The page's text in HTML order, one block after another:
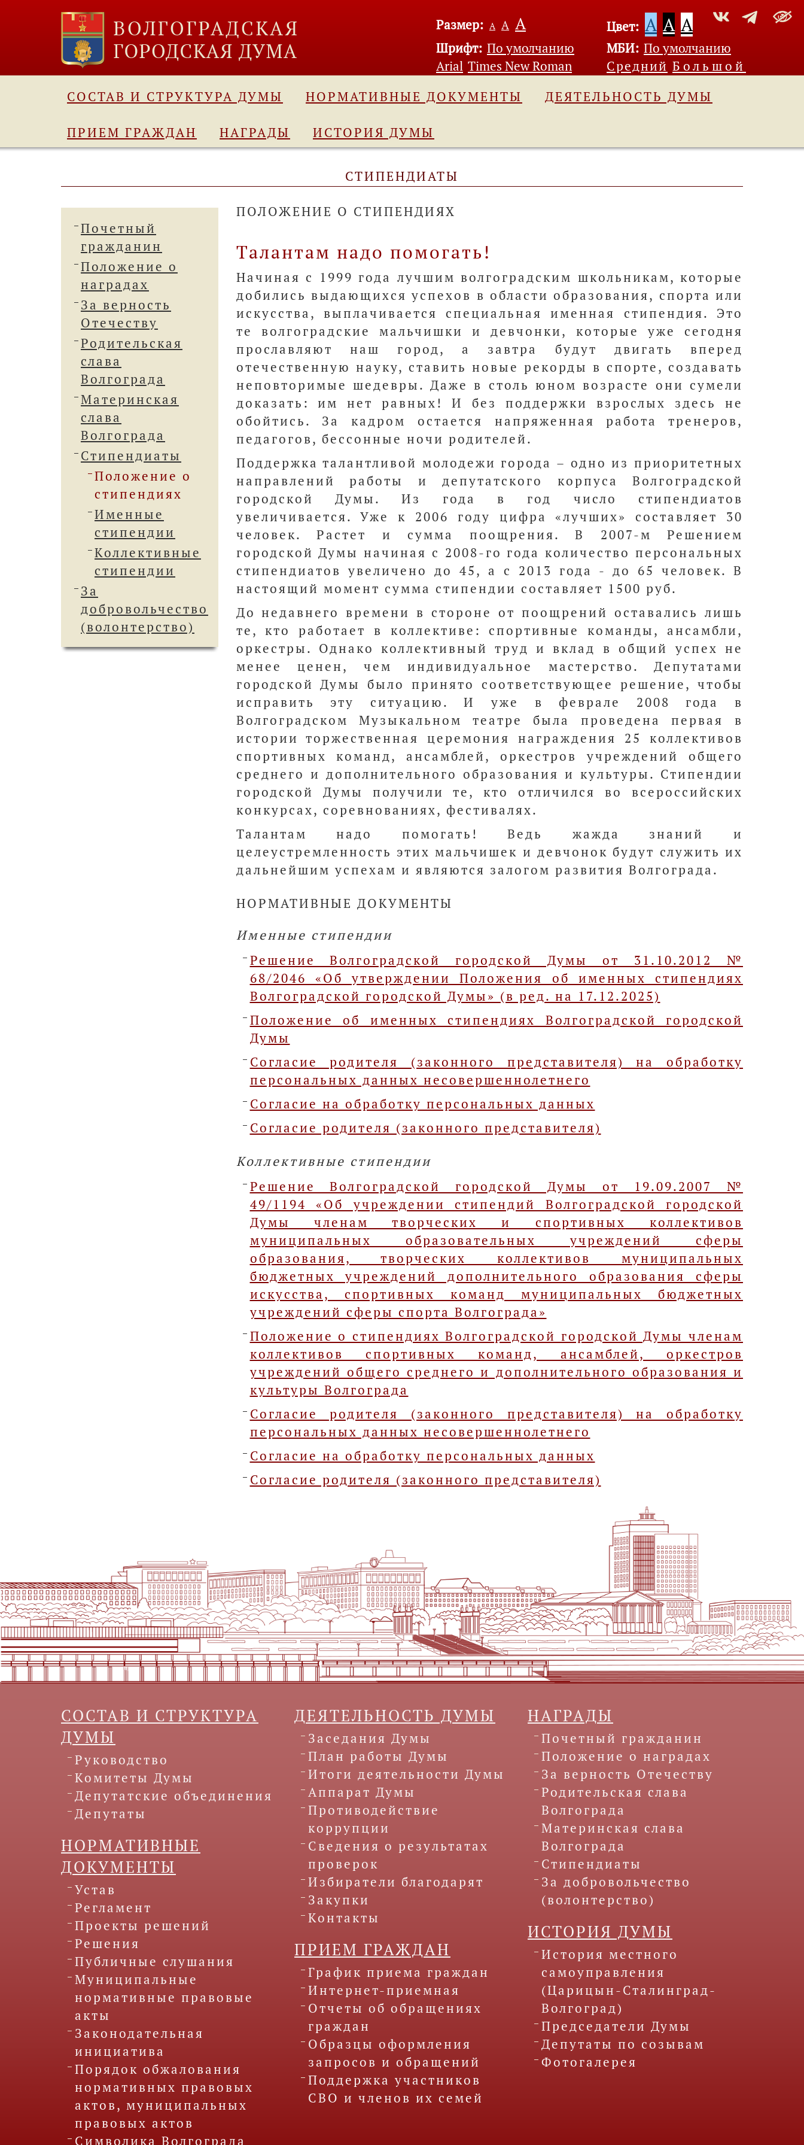
Размер: А А А Цвет: A A A
Шрифт: По умолчанию
Arial Times New Roman
МБИ: По умолчанию
Средний Большой
СОСТАВ И СТРУКТУРА ДУМЫ
НОРМАТИВНЫЕ ДОКУМЕНТЫ ДЕЯТЕЛЬНОСТЬ ДУМЫ
ПРИЕМ ГРАЖДАН НАГРАДЫ ИСТОРИЯ ДУМЫ
СТИПЕНДИАТЫ
Почетный
гражданин
Положение о
наградах
За верность
Отечеству
Родительская
слава
Волгограда
Материнская
слава
Волгограда
Стипендиаты
Положение о
стипендиях
Именные
стипендии
Коллективные
стипендии
За
добровольчество
(волонтерство)
ПОЛОЖЕНИЕ О СТИПЕНДИЯХ
Талантам надо помогать!
Начиная с 1999 года лучшим волгоградским школьникам, которые
добились выдающихся успехов в области образования, спорта или
искусства, выплачивается специальная именная стипендия. Это
те волгоградские мальчишки и девчонки, которые уже сегодня
прославляют наш город, а завтра будут двигать вперед
отечественную науку, ставить новые рекорды в спорте, создавать
неповторимые шедевры. Даже в столь юном возрасте они сумели
доказать: им нет равных! И без поддержки взрослых здесь не
обойтись. За кадром остается напряженная работа тренеров,
педагогов, бессонные ночи родителей.
Поддержка талантливой молодежи города – одно из приоритетных
направлений работы и депутатского корпуса Волгоградской
городской Думы. Из года в год число стипендиатов
увеличивается. Уже к 2006 году цифра «лучших» составляет 30
человек. Растет и сумма поощрения. В 2007-м Решением
городской Думы начиная с 2008-го года количество персональных
стипендиатов увеличено до 45, а с 2013 года - до 65 человек. В
настоящий момент сумма стипендии составляет 1500 руб.
До недавнего времени в стороне от поощрений оставались лишь
те, кто работает в коллективе: спортивные команды, ансамбли,
оркестры. Однако коллективный труд и вклад в общий успех не
менее ценен, чем индивидуальное мастерство. Депутатами
городской Думы было принято соответствующее решение, чтобы
исправить эту ситуацию. И уже в феврале 2008 года в
Волгоградском Музыкальном театре была проведена первая в
истории торжественная церемония награждения 25 коллективов
спортивных команд, ансамблей, оркестров учреждений общего
среднего и дополнительного образования и культуры. Стипендии
городской Думы получили те, кто отличился во всероссийских
конкурсах, соревнованиях, фестивалях.
Талантам надо помогать! Ведь жажда знаний и
целеустремленность этих мальчишек и девчонок будут служить их
дальнейшим успехам и являются залогом развития Волгограда.
НОРМАТИВНЫЕ ДОКУМЕНТЫ
Именные стипендии
Решение Волгоградской городской Думы от 31.10.2012 №
68/2046 «Об утверждении Положения об именных стипендиях
Волгоградской городской Думы» (в ред. на 17.12.2025)
Положение об именных стипендиях Волгоградской городской
Думы
Согласие родителя (законного представителя) на обработку
персональных данных несовершеннолетнего
Согласие на обработку персональных данных
Согласие родителя (законного представителя)
Коллективные стипендии
Решение Волгоградской городской Думы от 19.09.2007 №
49/1194 «Об учреждении стипендий Волгоградской городской
Думы членам творческих и спортивных коллективов
муниципальных образовательных учреждений сферы
образования, творческих коллективов муниципальных
бюджетных учреждений дополнительного образования сферы
искусства, спортивных команд муниципальных бюджетных
учреждений сферы спорта Волгограда»
Положение о стипендиях Волгоградской городской Думы членам
коллективов спортивных команд, ансамблей, оркестров
учреждений общего среднего и дополнительного образования и
культуры Волгограда
Согласие родителя (законного представителя) на обработку
персональных данных несовершеннолетнего
Согласие на обработку персональных данных
Согласие родителя (законного представителя)
СОСТАВ И СТРУКТУРА
ДУМЫ
Руководство
Комитеты Думы
Депутатские объединения
Депутаты
НОРМАТИВНЫЕ
ДОКУМЕНТЫ
Устав
Регламент
Проекты решений
Решения
Публичные слушания
Муниципальные
нормативные правовые
акты
Законодательная
инициатива
Порядок обжалования
нормативных правовых
актов, муниципальных
правовых актов
Символика Волгограда
ДЕЯТЕЛЬНОСТЬ ДУМЫ
Заседания Думы
План работы Думы
Итоги деятельности Думы
Аппарат Думы
Противодействие
коррупции
Сведения о результатах
проверок
Избиратели благодарят
Закупки
Контакты
ПРИЕМ ГРАЖДАН
График приема граждан
Интернет-приемная
Отчеты об обращениях
граждан
Образцы оформления
запросов и обращений
Поддержка участников
СВО и членов их семей
НАГРАДЫ
Почетный гражданин
Положение о наградах
За верность Отечеству
Родительская слава
Волгограда
Материнская слава
Волгограда
Стипендиаты
За добровольчество
(волонтерство)
ИСТОРИЯ ДУМЫ
История местного
самоуправления
(Царицын-Сталинград-
Волгоград)
Председатели Думы
Депутаты по созывам
Фотогалерея